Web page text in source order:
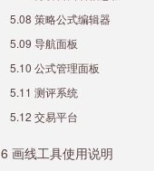
5.08 策略公式编辑器
5.09 导航面板
5.10 公式管理面板
5.11 测评系统
5.12 交易平台
6 画线工具使用说明